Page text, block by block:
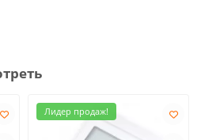
Лидер продаж!